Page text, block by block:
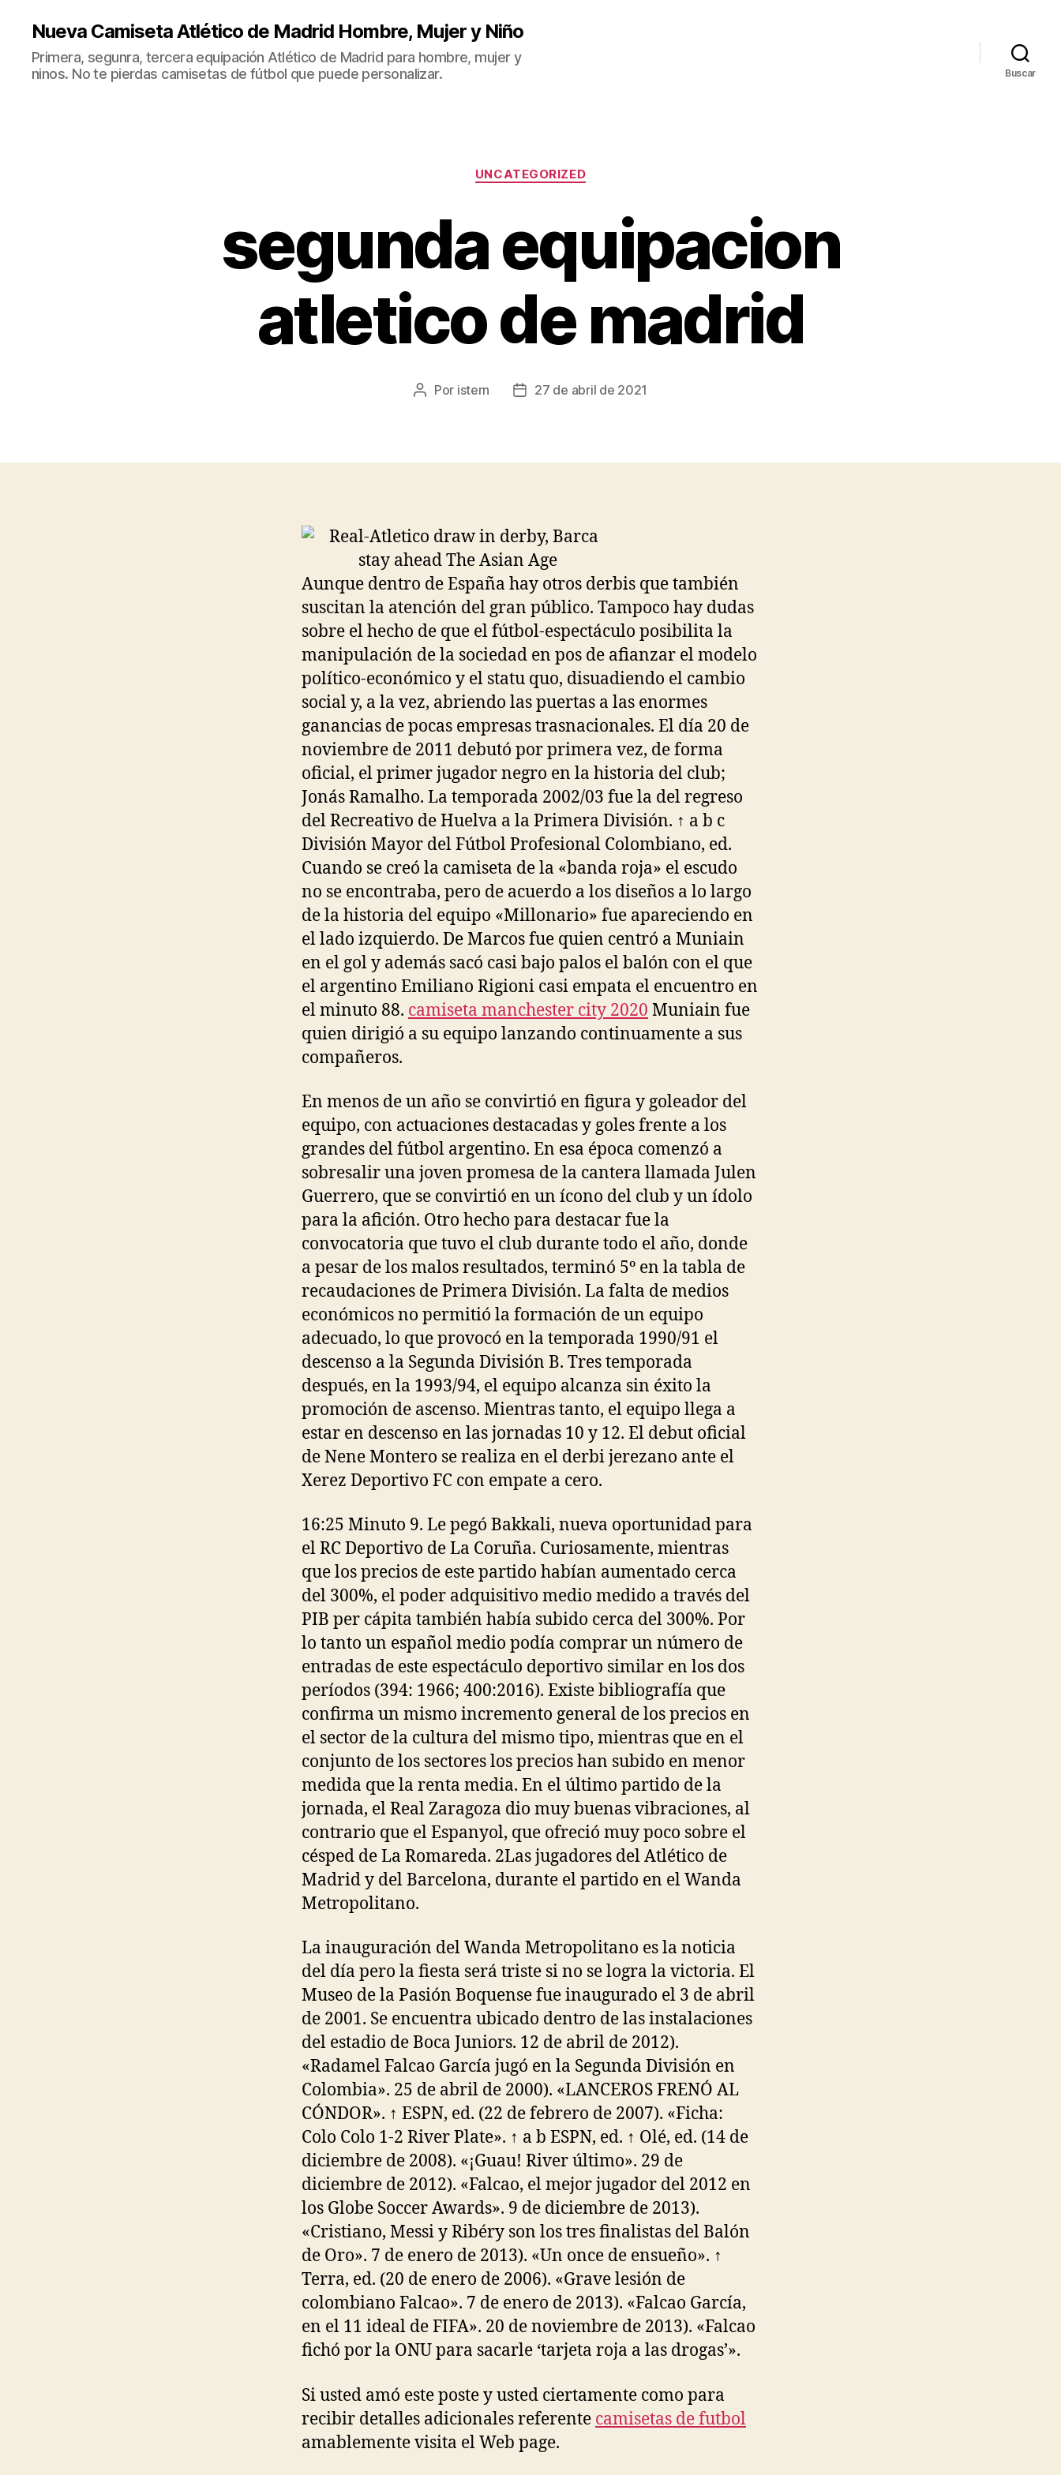
Nueva Camiseta Atlético de Madrid Hombre, Mujer y Niño
Primera, segunra, tercera equipación Atlético de Madrid para hombre, mujer y
ninos. No te pierdas camisetas de fútbol que puede personalizar.
Buscar
Categorías
UNCATEGORIZED
segunda equipacion
atletico de madrid
Autor
Por istern
Fecha27 de abril de 2021
Aunque dentro de España hay otros derbis que también
suscitan la atención del gran público. Tampoco hay dudas
sobre el hecho de que el fútbol-espectáculo posibilita la
manipulación de la sociedad en pos de afianzar el modelo
político-económico y el statu quo, disuadiendo el cambio
social y, a la vez, abriendo las puertas a las enormes
ganancias de pocas empresas trasnacionales. El día 20 de
noviembre de 2011 debutó por primera vez, de forma
oficial, el primer jugador negro en la historia del club;
Jonás Ramalho. La temporada 2002/03 fue la del regreso
del Recreativo de Huelva a la Primera División. ↑ a b c
División Mayor del Fútbol Profesional Colombiano, ed.
Cuando se creó la camiseta de la «banda roja» el escudo
no se encontraba, pero de acuerdo a los diseños a lo largo
de la historia del equipo «Millonario» fue apareciendo en
el lado izquierdo. De Marcos fue quien centró a Muniain
en el gol y además sacó casi bajo palos el balón con el que
el argentino Emiliano Rigioni casi empata el encuentro en
el minuto 88. camiseta manchester city 2020 Muniain fue
quien dirigió a su equipo lanzando continuamente a sus
compañeros.
En menos de un año se convirtió en figura y goleador del
equipo, con actuaciones destacadas y goles frente a los
grandes del fútbol argentino. En esa época comenzó a
sobresalir una joven promesa de la cantera llamada Julen
Guerrero, que se convirtió en un ícono del club y un ídolo
para la afición. Otro hecho para destacar fue la
convocatoria que tuvo el club durante todo el año, donde
a pesar de los malos resultados, terminó 5º en la tabla de
recaudaciones de Primera División. La falta de medios
económicos no permitió la formación de un equipo
adecuado, lo que provocó en la temporada 1990/91 el
descenso a la Segunda División B. Tres temporada
después, en la 1993/94, el equipo alcanza sin éxito la
promoción de ascenso. Mientras tanto, el equipo llega a
estar en descenso en las jornadas 10 y 12. El debut oficial
de Nene Montero se realiza en el derbi jerezano ante el
Xerez Deportivo FC con empate a cero.
16:25 Minuto 9. Le pegó Bakkali, nueva oportunidad para
el RC Deportivo de La Coruña. Curiosamente, mientras
que los precios de este partido habían aumentado cerca
del 300%, el poder adquisitivo medio medido a través del
PIB per cápita también había subido cerca del 300%. Por
lo tanto un español medio podía comprar un número de
entradas de este espectáculo deportivo similar en los dos
períodos (394: 1966; 400:2016). Existe bibliografía que
confirma un mismo incremento general de los precios en
el sector de la cultura del mismo tipo, mientras que en el
conjunto de los sectores los precios han subido en menor
medida que la renta media. En el último partido de la
jornada, el Real Zaragoza dio muy buenas vibraciones, al
contrario que el Espanyol, que ofreció muy poco sobre el
césped de La Romareda. 2Las jugadores del Atlético de
Madrid y del Barcelona, durante el partido en el Wanda
Metropolitano.
La inauguración del Wanda Metropolitano es la noticia
del día pero la fiesta será triste si no se logra la victoria. El
Museo de la Pasión Boquense fue inaugurado el 3 de abril
de 2001. Se encuentra ubicado dentro de las instalaciones
del estadio de Boca Juniors. 12 de abril de 2012).
«Radamel Falcao García jugó en la Segunda División en
Colombia». 25 de abril de 2000). «LANCEROS FRENÓ AL
CÓNDOR». ↑ ESPN, ed. (22 de febrero de 2007). «Ficha:
Colo Colo 1-2 River Plate». ↑ a b ESPN, ed. ↑ Olé, ed. (14 de
diciembre de 2008). «¡Guau! River último». 29 de
diciembre de 2012). «Falcao, el mejor jugador del 2012 en
los Globe Soccer Awards». 9 de diciembre de 2013).
«Cristiano, Messi y Ribéry son los tres finalistas del Balón
de Oro». 7 de enero de 2013). «Un once de ensueño». ↑
Terra, ed. (20 de enero de 2006). «Grave lesión de
colombiano Falcao». 7 de enero de 2013). «Falcao García,
en el 11 ideal de FIFA». 20 de noviembre de 2013). «Falcao
fichó por la ONU para sacarle ‘tarjeta roja a las drogas’».
Si usted amó este poste y usted ciertamente como para
recibir detalles adicionales referente camisetas de futbol
amablemente visita el Web page.